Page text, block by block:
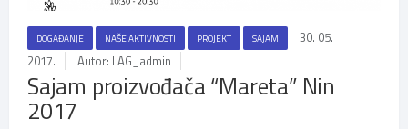
DOGAĐANJE NAŠE AKTIVNOSTI PROJEKT SAJAM
30. 05.
2017.
Autor: LAG_admin
Sajam proizvođača “Mareta” Nin
2017